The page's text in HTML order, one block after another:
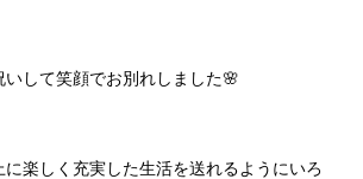
して笑顔でお別れしました🌸
楽しく充実した生活を送れるようにいろ